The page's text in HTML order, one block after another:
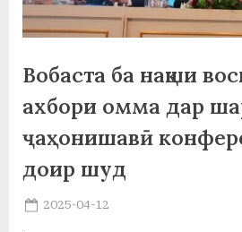
Вобаста ба нақши
ахбори омма дар
ҷаҳонишавӣ
доир шуд
Posted
2025-04-12